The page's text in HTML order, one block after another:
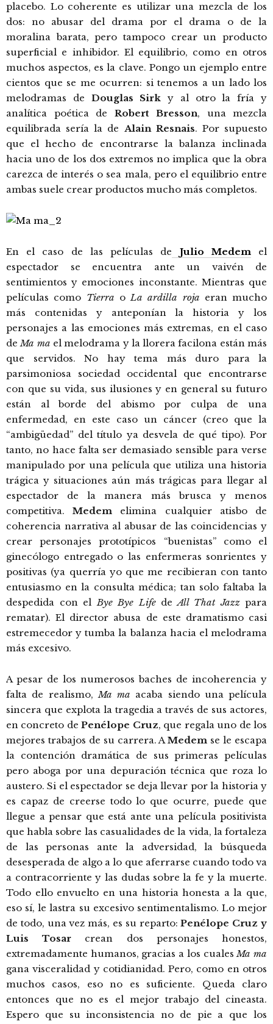
placebo. Lo coherente es utilizar una mezcla de los
dos: no abusar del drama por el drama o de la
moralina barata, pero tampoco crear un producto
superficial e inhibidor. El equilibrio, como en otros
muchos aspectos, es la clave. Pongo un ejemplo entre
cientos que se me ocurren: si tenemos a un lado los
melodramas de Douglas Sirk y al otro la fría y
analítica poética de Robert Bresson, una mezcla
equilibrada sería la de Alain Resnais. Por supuesto
que el hecho de encontrarse la balanza inclinada
hacia uno de los dos extremos no implica que la obra
carezca de interés o sea mala, pero el equilibrio entre
ambas suele crear productos mucho más completos.
En el caso de las películas de Julio Medemel
espectador se encuentra ante un vaivén de
sentimientos y emociones inconstante. Mientras que
películas como Tierra oLa ardilla roja eran mucho
más contenidas y anteponían la historia y los
personajes a las emociones más extremas, en el caso
deMa ma el melodrama y la llorera facilona están más
que servidos. No hay tema más duro para la
parsimoniosa sociedad occidental que encontrarse
con que su vida, sus ilusiones y en general su futuro
están al borde del abismo por culpa de una
enfermedad, en este caso un cáncer (creo que la
“ambigüedad” del título ya desvela de qué tipo). Por
tanto, no hace falta ser demasiado sensible para verse
manipulado por una película que utiliza una historia
trágica y situaciones aún más trágicas para llegar al
espectador de la manera más brusca y menos
competitiva.Medem elimina cualquier atisbo de
coherencia narrativa al abusar de las coincidencias y
crear personajes prototípicos “buenistas” como el
ginecólogo entregado o las enfermeras sonrientes y
positivas (ya querría yo que me recibieran con tanto
entusiasmo en la consulta médica; tan solo faltaba la
despedida con elBye Bye Life de All That Jazzpara
rematar). El director abusa de este dramatismo casi
estremecedor y tumba la balanza hacia el melodrama
más excesivo.
A pesar de los numerosos baches de incoherencia y
falta de realismo,Ma ma acaba siendo una película
sincera que explota la tragedia a través de sus actores,
en concreto dePenélope Cruz, que regala uno de los
mejores trabajos de su carrera. AMedem se le escapa
la contención dramática de sus primeras películas
pero aboga por una depuración técnica que roza lo
austero. Si el espectador se deja llevar por la historia y
es capaz de creerse todo lo que ocurre, puede que
llegue a pensar que está ante una película positivista
que habla sobre las casualidades de la vida, la fortaleza
de las personas ante la adversidad, la búsqueda
desesperada de algo a lo que aferrarse cuando todo va
a contracorriente y las dudas sobre la fe y la muerte.
Todo ello envuelto en una historia honesta a la que,
eso sí, le lastra su excesivo sentimentalismo. Lo mejor
de todo, una vez más, es su reparto:Penélope Cruz y
Luis Tosar crean dos personajes honestos,
extremadamente humanos, gracias a los cualesMa ma
gana visceralidad y cotidianidad. Pero, como en otros
muchos casos, eso no es suficiente. Queda claro
entonces que no es el mejor trabajo del cineasta.
Espero que su inconsistencia no de pie a que los